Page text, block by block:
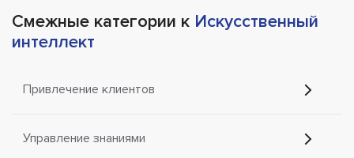
Смежные категории к Искусственный
интеллект
Привлечение клиентов
Управление знаниями